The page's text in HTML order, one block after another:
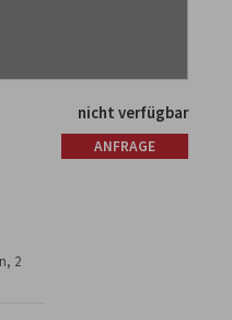
2
nicht verfügbar
ANFRAGE